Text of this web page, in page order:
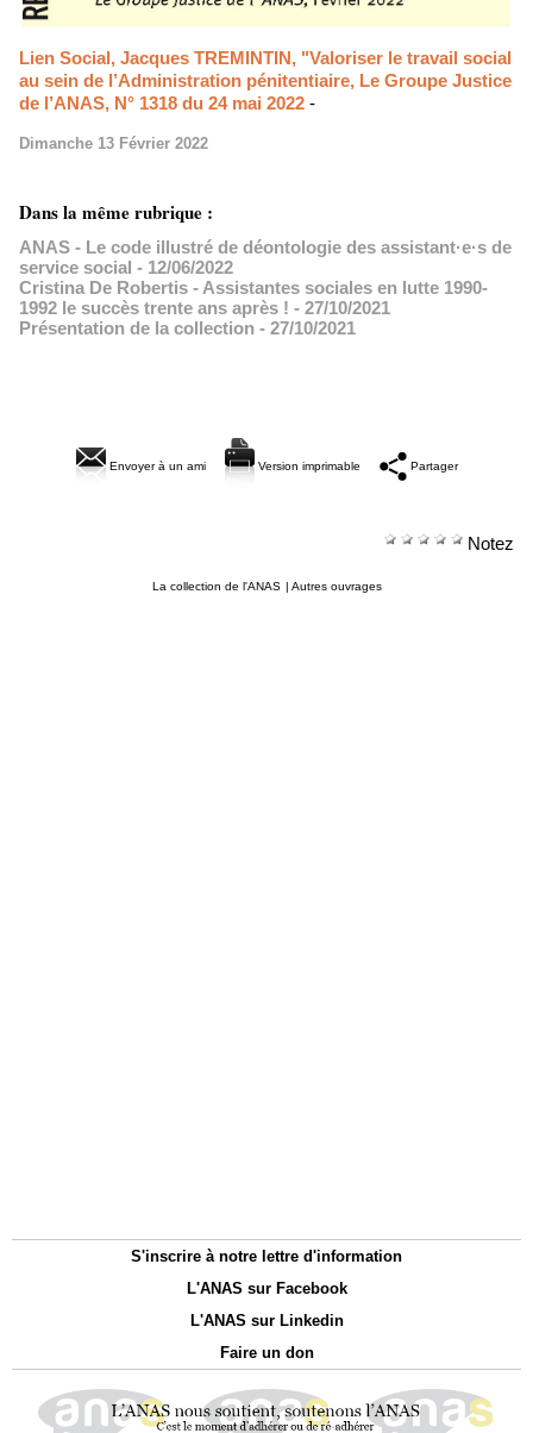
Lien Social, Jacques TREMINTIN, "Valoriser le travail social
au sein de l’Administration pénitentiaire, Le Groupe Justice
de l’ANAS, N° 1318 du 24 mai 2022 -
Dimanche 13 Février 2022
Dans la même rubrique :
ANAS - Le code illustré de déontologie des assistant·e·s de
service social - 12/06/2022
Cristina De Robertis - Assistantes sociales en lutte 1990-
1992 le succès trente ans après ! - 27/10/2021
Présentation de la collection - 27/10/2021
Envoyer à un ami Version imprimable Partager
Notez
La collection de l'ANAS | Autres ouvrages
S'inscrire à notre lettre d'information
L'ANAS sur Facebook
L'ANAS sur Linkedin
Faire un don